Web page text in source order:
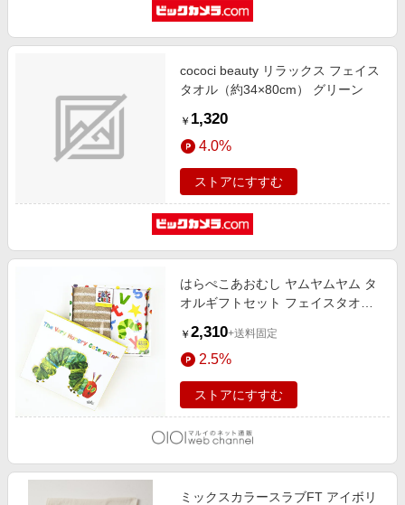
cococi beauty リラックス フェイス
タオル（約34×80cm） グリーン
￥ 1,320
4.0%
ストアにすすむ
はらぺこあおむし ヤムヤムヤム タ
オルギフトセット フェイスタオル
￥ 2,310+送料固定
2.5%
ストアにすすむ
ミックスカラースラブFT アイボリ